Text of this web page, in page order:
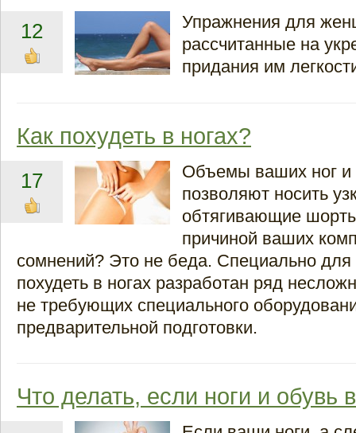
12
Упражнения для
рассчитанные на
придания им
Как похудеть в ногах?
17
Объемы ваших ног и
позволяют носить
обтягивающие
причиной ваших
сомнений? Это не беда. Специально
похудеть в ногах разработан ряд
не требующих специального
предварительной подготовки.
Что делать, если ноги и обувь